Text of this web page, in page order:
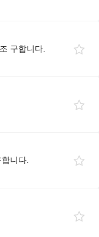
구합니다.
니다.